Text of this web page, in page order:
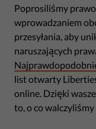
Poprosiliśmy
wprowadzaniem
przesyłania, aby
naruszających
list otwarty
online. Dzięki
to, o co